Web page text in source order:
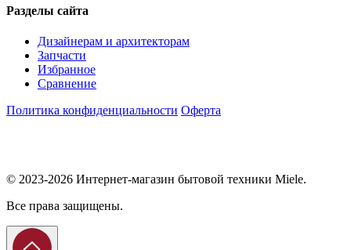
Разделы сайта
Дизайнерам и архитекторам
Запчасти
Избранное
Сравнение
Политика конфиденциальности Оферта
© 2023-2026 Интернет-магазин бытовой техники Miele.
Все права защищены.